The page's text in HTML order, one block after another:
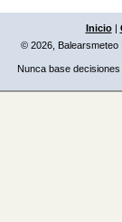
Inicio|
© 2026, Balearsmeteo
Nunca base